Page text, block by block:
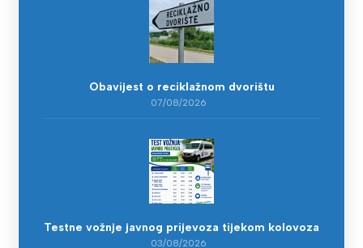
Obavijest o reciklažnom dvorištu
07/08/2026
Testne vožnje javnog prijevoza tijekom kolovoza
03/08/2026